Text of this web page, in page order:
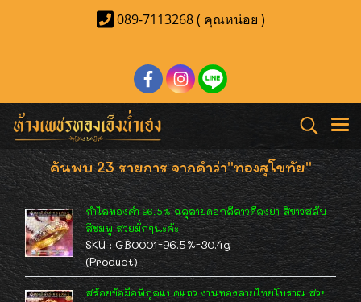
089-7113268 ( คุณหน่อย )
ค้นพบ 23 รายการ จากคำว่า"ทองสุโขทัย"
กำไลทองคำ 96.5% ฉลุลายดอกลีลาวดีลงยา สีขาวสลับ
สีชมพู สวยมั่กๆนะค้ะ
SKU : GB0001-96.5%-30.4g
(Product)
สร้อยข้อมือพิกุลแปดแถว งานทองลายไทยโบราณ สวย